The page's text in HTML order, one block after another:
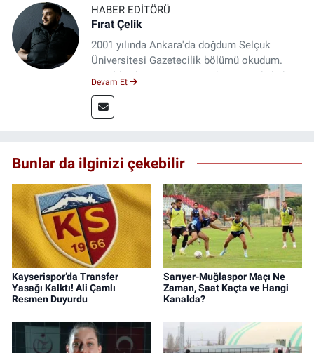
HABER EDITÖRÜ
Fırat Çelik
2001 yılında Ankara'da doğdum Selçuk
Üniversitesi Gazetecilik bölümü okudum.
2023'den beri Genç gazete bünyesinde haber
Devam Et
Bunlar da ilginizi çekebilir
Kayserispor’da Transfer
Yasağı Kalktı! Ali Çamlı
Resmen Duyurdu
Sarıyer-Muğlaspor Maçı Ne
Zaman, Saat Kaçta ve Hangi
Kanalda?